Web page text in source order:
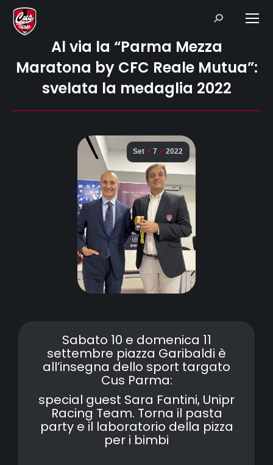
Search:
Al via la “Parma Mezza
Maratona by CFC Reale Mutua”:
svelata la medaglia 2022
Set 7 2022
Sabato 10 e domenica 11
settembre piazza Garibaldi è
all’insegna dello sport targato
Cus Parma:
special guest Sara Fantini, Unipr
Racing Team. Torna il pasta
party e il laboratorio della pizza
per i bimbi